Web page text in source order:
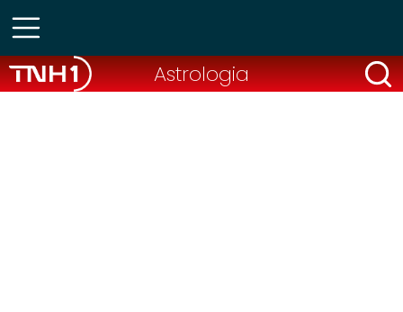
Astrologia